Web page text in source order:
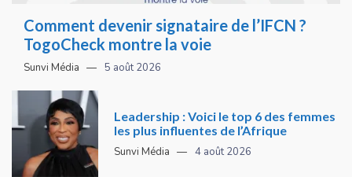
Comment devenir signataire de l’IFCN ?
TogoCheck montre la voie
Sunvi Média 5 août 2026
Leadership : Voici le top 6 des femmes
les plus influentes de l’Afrique
Sunvi Média 4 août 2026